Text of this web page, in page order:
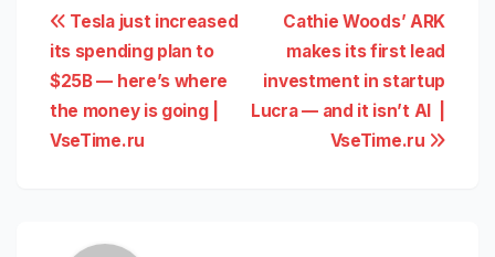
Навигация
по
записям
Cathie Woods’ ARK
makes its first lead
investment in startup
Lucra — and it isn’t AI |
VseTime.ru
Tesla just increased
its spending plan to
$25B — here’s where
the money is going |
VseTime.ru